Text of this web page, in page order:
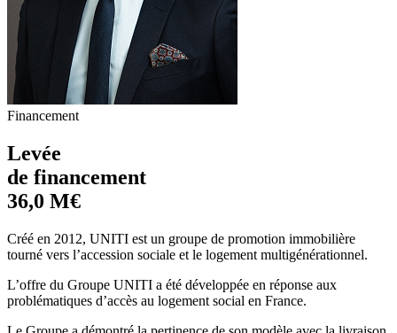
Financement
Levée
de financement
36,0 M€
Créé en 2012, UNITI est un groupe de promotion immobilière
tourné vers l’accession sociale et le logement multigénérationnel.
L’offre du Groupe UNITI a été développée en réponse aux
problématiques d’accès au logement social en France.